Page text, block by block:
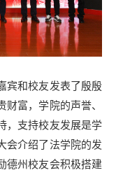
宾和校友发表了殷殷
富，学院的声誉、
，支持校友发展是学
会介绍了法学院的发
德州校友会积极搭建